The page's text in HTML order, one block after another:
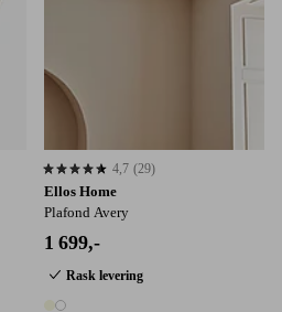
Ellos Home
Plafond Avery
1 699,-
Rask levering
4,7 basert på 29 karaktergivninger
4,7 (29)